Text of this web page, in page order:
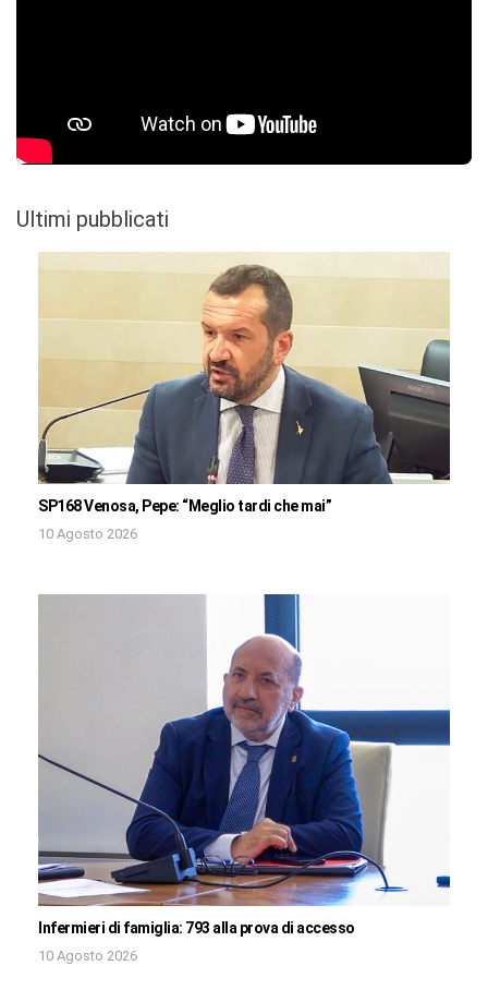
Ultimi pubblicati
SP168 Venosa, Pepe: “Meglio tardi che mai”
10 Agosto 2026
Infermieri di famiglia: 793 alla prova di accesso
10 Agosto 2026